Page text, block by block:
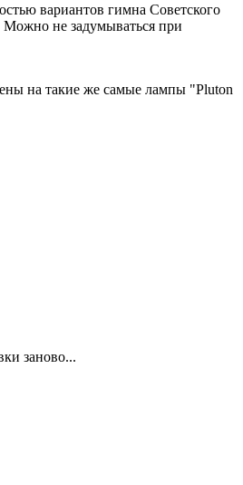
вариантов гимна Советского
Можно не задумываться при
на такие же самые лампы "Pluton
заново...